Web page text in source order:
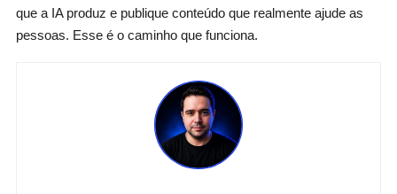
que a IA produz e publique conteúdo que realmente ajude as
pessoas. Esse é o caminho que funciona.